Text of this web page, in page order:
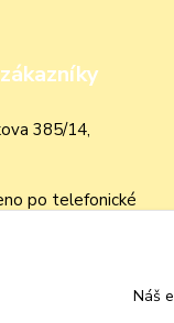
385/14,
po telefonické
Náš